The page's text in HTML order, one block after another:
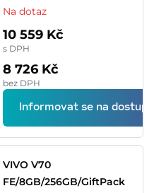
Na dotaz
10 559 Kč
s DPH
8 726 Kč
bez DPH
Informovat se na
VIVO V70
FE/8GB/256GB/GiftPack